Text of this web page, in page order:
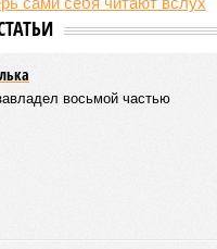
виде. Другие же
в типичной клетке
мутаций. У
позволила бы ему
уже записанные в
Нью-Йоркском
эффективность